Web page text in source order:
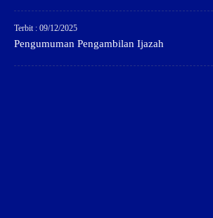
Terbit : 09/12/2025
Pengumuman Pengambilan Ijazah